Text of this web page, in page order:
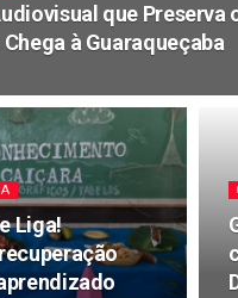
que Preserva
à Guaraqueçaba
Liga!